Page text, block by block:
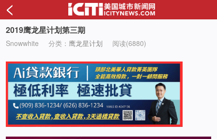
<
2019鹰龙星计划第三期
Snowwhite 分类： 鹰龙星计划 阅读(6880)